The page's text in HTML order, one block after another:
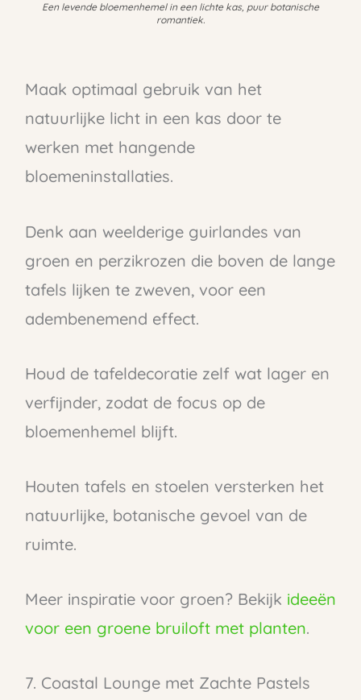
Een levende bloemenhemel in een lichte kas, puur botanische
romantiek.
Maak optimaal gebruik van het
natuurlijke licht in een kas door te
werken met hangende
bloemeninstallaties.
Denk aan weelderige guirlandes van
groen en perzikrozen die boven de lange
tafels lijken te zweven, voor een
adembenemend effect.
Houd de tafeldecoratie zelf wat lager en
verfijnder, zodat de focus op de
bloemenhemel blijft.
Houten tafels en stoelen versterken het
natuurlijke, botanische gevoel van de
ruimte.
Meer inspiratie voor groen? Bekijk ideeën
voor een groene bruiloft met planten.
7. Coastal Lounge met Zachte Pastels